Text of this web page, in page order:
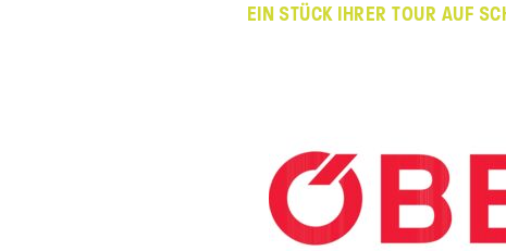
EIN STÜCK IHRER TOUR AUF